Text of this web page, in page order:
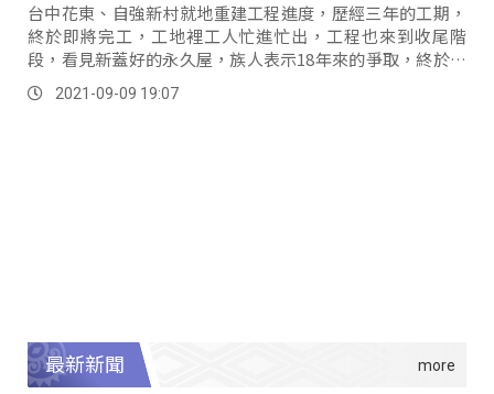
台中花東、自強新村就地重建工程進度，歷經三年的工期，
終於即將完工，工地裡工人忙進忙出，工程也來到收尾階
段，看見新蓋好的永久屋，族人表示18年來的爭取，終於有
了具體結果。
2021-09-09 19:07
最新新聞